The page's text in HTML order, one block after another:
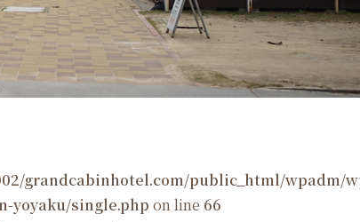
grandcabinhotel.com/public_html/wpadm/
yoyaku/single.php on line 66